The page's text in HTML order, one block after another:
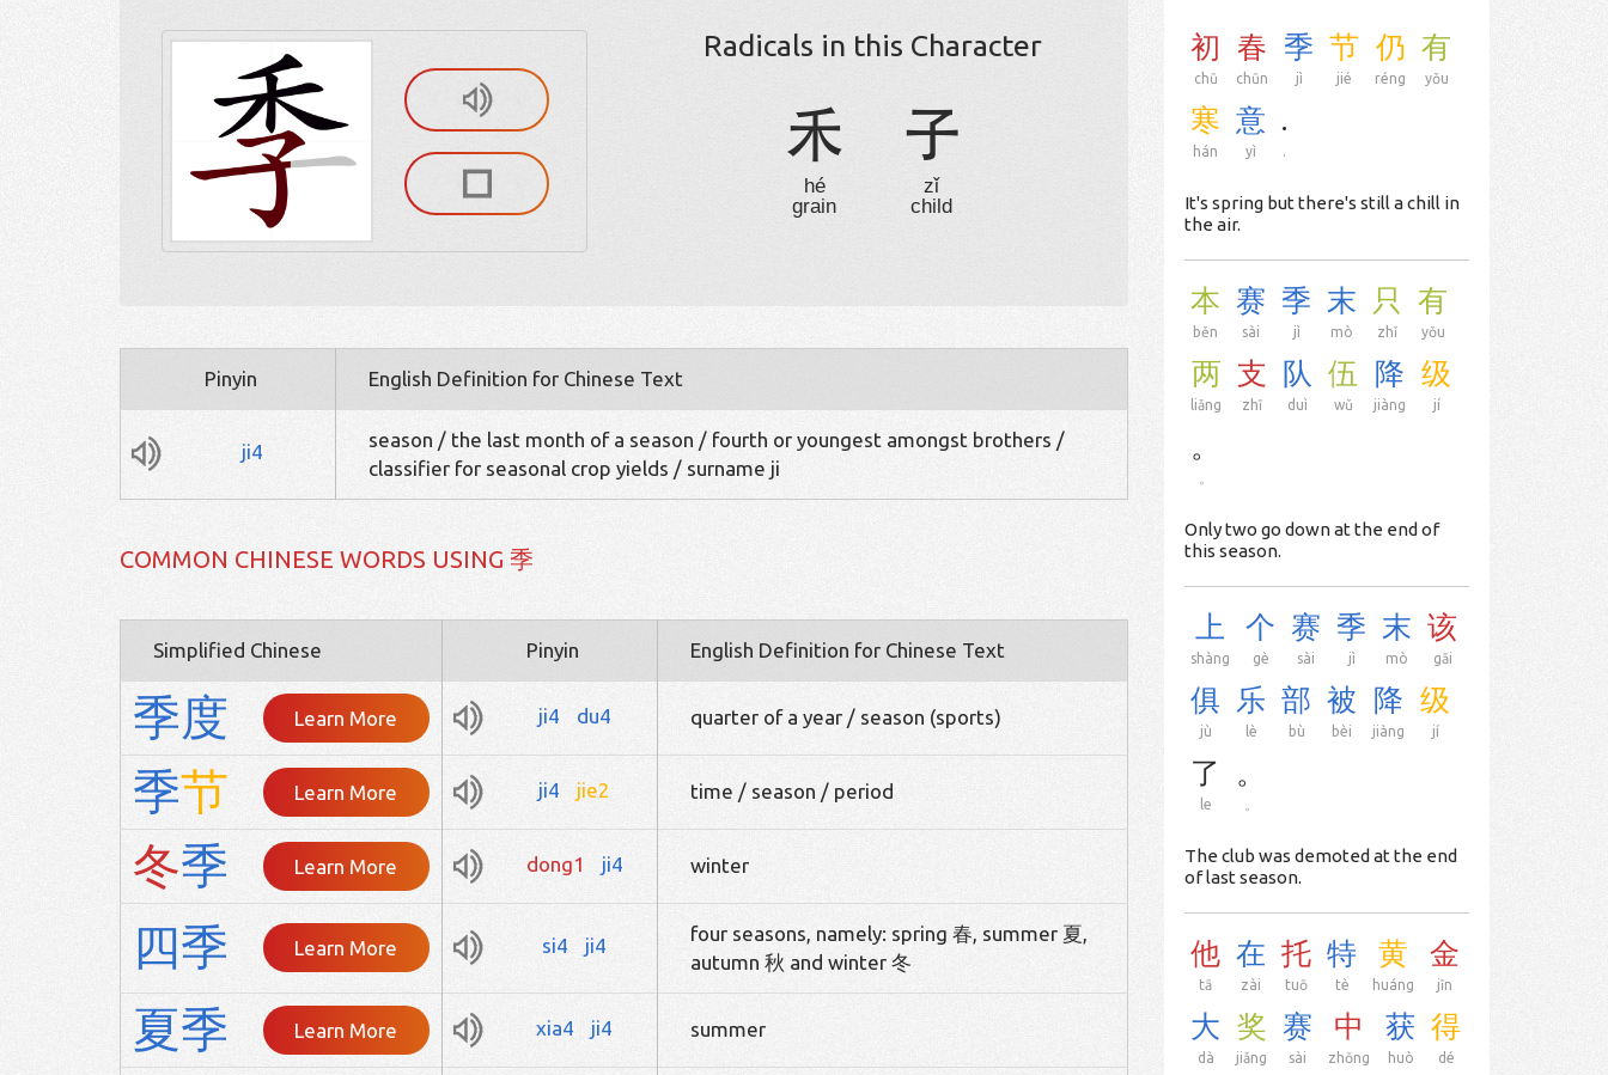
Radicals in this Character
禾
hé
grain
子
zǐ
child
Pinyin English Definition for Chinese Text
ji4
season / the last month of a season / fourth or youngest amongst brothers /
classifier for seasonal crop yields / surname ji
COMMON CHINESE WORDS USING 季
Simplified Chinese Pinyin English Definition for Chinese Text
季度 Learn More ji4 du4 quarter of a year / season (sports)
季节 Learn More ji4 jie2 time / season / period
冬季 Learn More dong1 ji4 winter
四季 Learn More si4 ji4
four seasons, namely: spring 春, summer 夏,
autumn 秋 and winter 冬
夏季 Learn More xia4 ji4 summer
初
chū
春
chūn
季
jì
节
jié
仍
réng
有
yǒu
寒
hán
意
yì
.
.
It's spring but there's still a chill in
the air.
本
běn
赛
sài
季
jì
末
mò
只
zhǐ
有
yǒu
两
liǎng
支
zhī
队
duì
伍
wǔ
降
jiàng
级
jí
。
Only two go down at the end of
this season.
上
shàng
个
gè
赛
sài
季
jì
末
mò
该
gāi
俱
jù
乐
lè
部
bù
被
bèi
降
jiàng
级
jí
了
le
。
The club was demoted at the end
of last season.
他
tā
在
zài
托
tuō
特
tè
黄
huáng
金
jīn
大
dà
奖
jiǎng
赛
sài
中
zhōng
获
huò
得
dé